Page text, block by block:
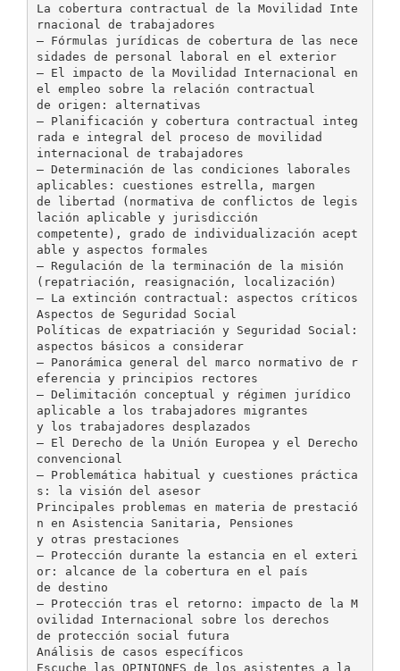
La cobertura contractual de la Movilidad Inte
rnacional de trabajadores
– Fórmulas jurídicas de cobertura de las nece
sidades de personal laboral en el exterior
– El impacto de la Movilidad Internacional en
el empleo sobre la relación contractual
de origen: alternativas
– Planificación y cobertura contractual integ
rada e integral del proceso de movilidad
internacional de trabajadores
– Determinación de las condiciones laborales
aplicables: cuestiones estrella, margen
de libertad (normativa de conflictos de legis
lación aplicable y jurisdicción
competente), grado de individualización acept
able y aspectos formales
– Regulación de la terminación de la misión
(repatriación, reasignación, localización)
– La extinción contractual: aspectos críticos
Aspectos de Seguridad Social
Políticas de expatriación y Seguridad Social:
aspectos básicos a considerar
– Panorámica general del marco normativo de r
eferencia y principios rectores
– Delimitación conceptual y régimen jurídico
aplicable a los trabajadores migrantes
y los trabajadores desplazados
– El Derecho de la Unión Europea y el Derecho
convencional
– Problemática habitual y cuestiones práctica
s: la visión del asesor
Principales problemas en materia de prestació
n en Asistencia Sanitaria, Pensiones
y otras prestaciones
– Protección durante la estancia en el exteri
or: alcance de la cobertura en el país
de destino
– Protección tras el retorno: impacto de la M
ovilidad Internacional sobre los derechos
de protección social futura
Análisis de casos específicos
Escuche las OPINIONES de los asistentes a la